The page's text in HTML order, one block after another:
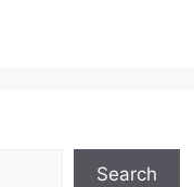
Search